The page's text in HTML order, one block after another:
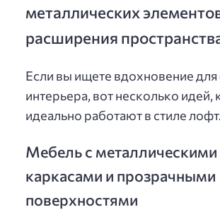
металлических
расширения
Если вы ищете вдохновение для
интерьера, вот несколько идей,
идеально работают в стиле
Мебель с металлическими
каркасами и прозрачными
поверхностями